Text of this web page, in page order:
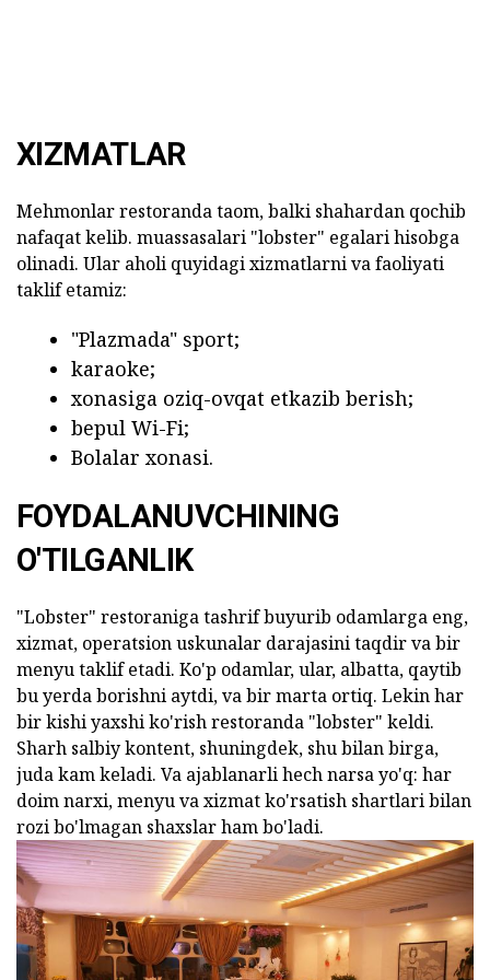
XIZMATLAR
Mehmonlar restoranda taom, balki shahardan qochib
nafaqat kelib. muassasalari "lobster" egalari hisobga
olinadi. Ular aholi quyidagi xizmatlarni va faoliyati
taklif etamiz:
"Plazmada" sport;
karaoke;
xonasiga oziq-ovqat etkazib berish;
bepul Wi-Fi;
Bolalar xonasi.
FOYDALANUVCHINING
O'TILGANLIK
"Lobster" restoraniga tashrif buyurib odamlarga eng,
xizmat, operatsion uskunalar darajasini taqdir va bir
menyu taklif etadi. Ko'p odamlar, ular, albatta, qaytib
bu yerda borishni aytdi, va bir marta ortiq. Lekin har
bir kishi yaxshi ko'rish restoranda "lobster" keldi.
Sharh salbiy kontent, shuningdek, shu bilan birga,
juda kam keladi. Va ajablanarli hech narsa yo'q: har
doim narxi, menyu va xizmat ko'rsatish shartlari bilan
rozi bo'lmagan shaxslar ham bo'ladi.